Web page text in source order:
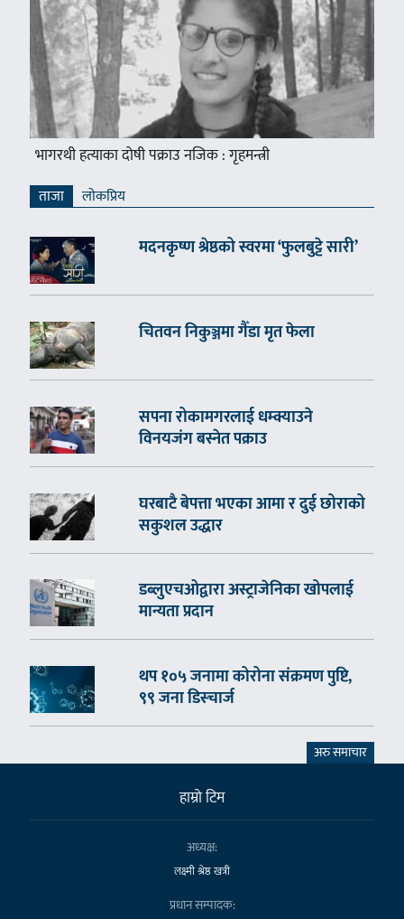
भागरथी हत्याका दोषी पक्राउ नजिक : गृहमन्त्री
ताजा लाेकप्रिय
मदनकृष्ण श्रेष्ठको स्वरमा ‘फुलबुट्टे सारी’
चितवन निकुञ्जमा गैँडा मृत फेला
सपना रोकामगरलाई धम्क्याउने
विनयजंग बस्नेत पक्राउ
घरबाटै बेपत्ता भएका आमा र दुई छोराको
सकुशल उद्धार
डब्लुएचओद्वारा अस्ट्राजेनिका खोपलाई
मान्यता प्रदान
थप १०५ जनामा कोरोना संक्रमण पुष्टि,
९९ जना डिस्चार्ज
अरु समाचार
हाम्राे टिम
अध्यक्ष:
लक्ष्मी श्रेष्ठ खत्री
प्रधान सम्पादक: